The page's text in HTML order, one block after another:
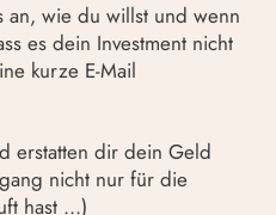
an, wie du willst und wenn
es dein Investment nicht
kurze E-Mail
erstatten dir dein Geld
nicht nur für die
hast ...)